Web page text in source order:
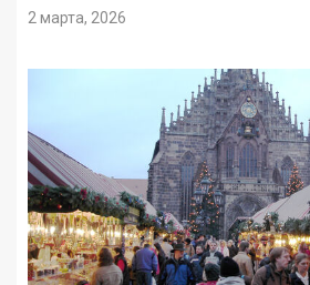
2 марта, 2026